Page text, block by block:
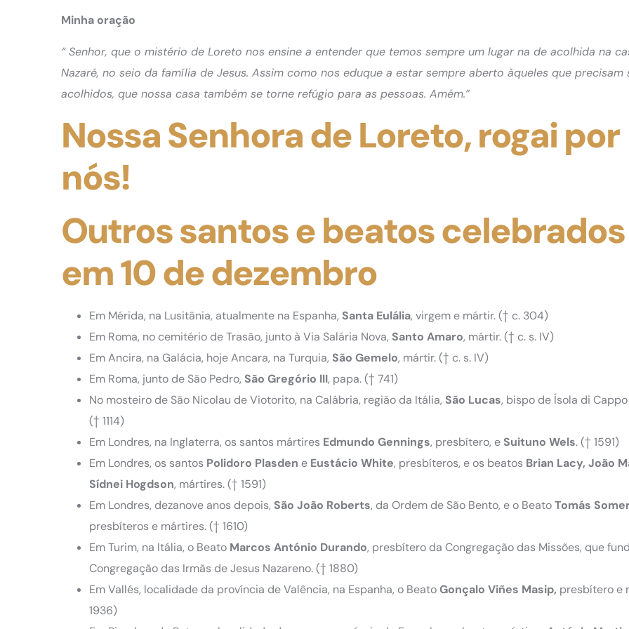
Minha oração
“ Senhor, que o mistério de Loreto nos ensine a entender que temos sempre um lugar na de acolhida na
Nazaré, no seio da família de Jesus. Assim como nos eduque a estar sempre aberto àqueles que precisam
acolhidos, que nossa casa também se torne refúgio para as pessoas. Amém.”
Nossa Senhora de Loreto, rogai por
nós!
Outros santos e beatos celebrados
em 10 de dezembro
Em Mérida, na Lusitânia, atualmente na Espanha, Santa Eulália, virgem e mártir.(† c. 304)
Em Roma, no cemitério de Trasão, junto à Via Salária Nova, Santo Amaro, mártir.(† c. s. IV)
Em Ancira, na Galácia, hoje Ancara, na Turquia, São Gemelo, mártir.(† c. s. IV)
Em Roma, junto de São Pedro, São Gregório III, papa.(† 741)
No mosteiro de São Nicolau de Viotorito, na Calábria, região da Itália, São Lucas, bispo de Ísola di Cappo
(† 1114)
Em Londres, na Inglaterra, os santos mártires Edmundo Gennings, presbítero, e Suituno Wels.(† 1591)
Em Londres, os santos Polidoro Plasden e Eustácio White, presbíteros, e os beatos Brian Lacy, João
Sídnei Hogdson, mártires.(† 1591)
Em Londres, dezanove anos depois, São João Roberts, da Ordem de São Bento, e o BeatoTomás
presbíteros e mártires.(† 1610)
Em Turim, na Itália, o Beato Marcos António Durando, presbítero da Congregação das Missões, que
Congregação das Irmãs de Jesus Nazareno.(† 1880)
Em Vallés, localidade da província de Valência, na Espanha, o BeatoGonçalo Viñes Masip, presbítero e
1936)